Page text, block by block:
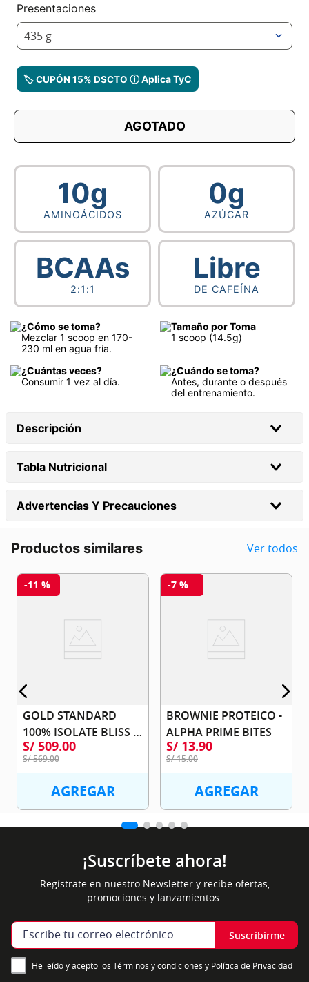
Presentaciones
435 g
🏷️ CUPÓN 15% DSCTO ⓘAplica TyC
AGOTADO
10g
AMINOÁCIDOS
0g
AZÚCAR
BCAAs
2:1:1
Libre
DE CAFEÍNA
¿Cómo se toma?
Mezclar 1 scoop en 170-
230 ml en agua fría.
Tamaño por Toma
1 scoop (14.5g)
¿Cuántas veces?
Consumir 1 vez al día.
¿Cuándo se toma?
Antes, durante o después
del entrenamiento.
Descripción
Tabla Nutricional
Advertencias Y Precauciones
Productos similares Ver todos
-11 %
GOLD STANDARD
100% ISOLATE BLISS
5LB - OPTIMUM
NUTRITION
S/ 509.00
S/569.00
AGREGAR
-7 %
BROWNIE PROTEICO -
ALPHA PRIME BITES
S/ 13.90
S/15.00
AGREGAR
¡Suscríbete ahora!
Regístrate en nuestro Newsletter y recibe ofertas,
promociones y lanzamientos.
Suscribirme
He leído y acepto los Términos y condiciones y Política de Privacidad